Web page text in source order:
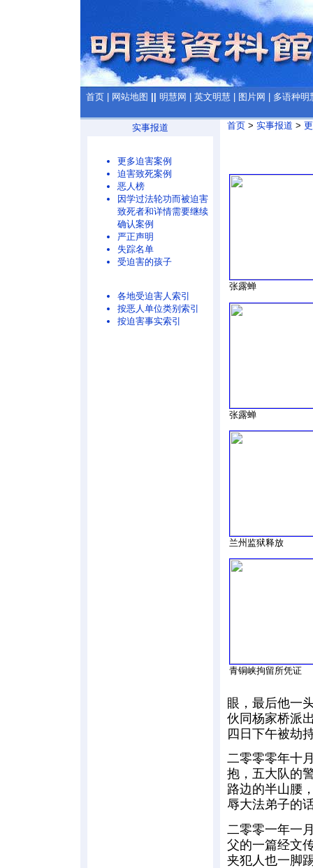
首页 网站地图 明慧网 英文明慧 图片网 多语种明
实事报道
更多迫害案例
迫害致死案例
恶人榜
因学过法轮功而被迫害
致死者和详情需要继续
确认案例
严正声明
失踪名单
受迫害的孩子
各地受迫害人索引
按恶人单位类别索引
按迫害事实索引
首页 > 实事报道 >
张露蝉
张露蝉
兰州监狱释放
青铜峡拘留所凭证
眼，最后他一
伙同杨家桥派
四日下午被劫
二零零零年十
抱，五大队的
路边的半山腰
辱大法弟子的
二零零一年一
父的一篇经文
夹犯人也一脚